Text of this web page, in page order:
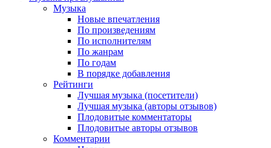
Музыка
Новые впечатления
По произведениям
По исполнителям
По жанрам
По годам
В порядке добавления
Рейтинги
Лучшая музыка (посетители)
Лучшая музыка (авторы отзывов)
Плодовитые комментаторы
Плодовитые авторы отзывов
Комментарии